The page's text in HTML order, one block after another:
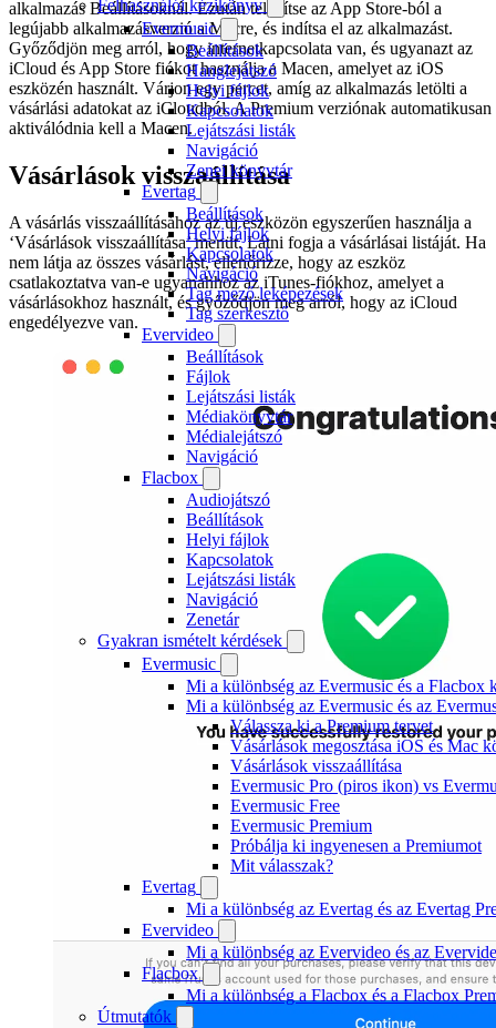
Felhasználói kézikönyv
Evermusic
Beállítások
Hanglejátszó
Helyi fájlok
Kapcsolatok
Lejátszási listák
Navigáció
Zenei könyvtár
Evertag
Beállítások
Helyi fájlok
Kapcsolatok
Navigáció
Tag mező leképezések
Tag szerkesztő
Evervideo
Beállítások
Fájlok
Lejátszási listák
Médiakönyvtár
Médialejátszó
Navigáció
Flacbox
Audiojátszó
Beállítások
Helyi fájlok
Kapcsolatok
Lejátszási listák
Navigáció
Zenetár
Gyakran ismételt kérdések
Evermusic
Mi a különbség az Evermusic és a Flacbox
Mi a különbség az Evermusic és az
Válassza ki a Premium tervet
Vásárlások megosztása iOS és Mac
Vásárlások visszaállítása
Evermusic Pro (piros ikon) vs
Evermusic Free
Evermusic Premium
Próbálja ki ingyenesen a Premiumot
Mit válasszak?
Evertag
Mi a különbség az Evertag és az Evertag
Evervideo
Mi a különbség az Evervideo és az
Flacbox
Mi a különbség a Flacbox és a Flacbox
Útmutatók
alkalmazás Beállításoknál. Ezután telepítse az App Store-ból a
legújabb alkalmazásverzió a Macre, és indítsa el az alkalmazást.
Győződjön meg arról, hogy internetkapcsolata van, és ugyanazt az
iCloud és App Store fiókot használja a Macen, amelyet az iOS
eszközén használt. Várjon egy percet, amíg az alkalmazás letölti a
vásárlási adatokat az iCloudból. A Premium verziónak automatikusan
aktiválódnia kell a Macen.
Vásárlások visszaállítása
A vásárlás visszaállításához az új eszközön egyszerűen használja a
‘Vásárlások visszaállítása’ menüt. Látni fogja a vásárlásai listáját. Ha
nem látja az összes vásárlást, ellenőrizze, hogy az eszköz
csatlakoztatva van-e ugyanahhoz az iTunes-fiókhoz, amelyet a
vásárlásokhoz használt, és győződjön meg arról, hogy az iCloud
engedélyezve van.